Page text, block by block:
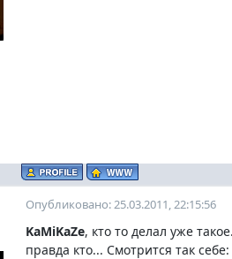
Опубликовано: 25.03.2011, 22:15:56
KaMiKaZe, кто то делал уже
правда кто... Смотрится так